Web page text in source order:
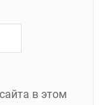
в этом